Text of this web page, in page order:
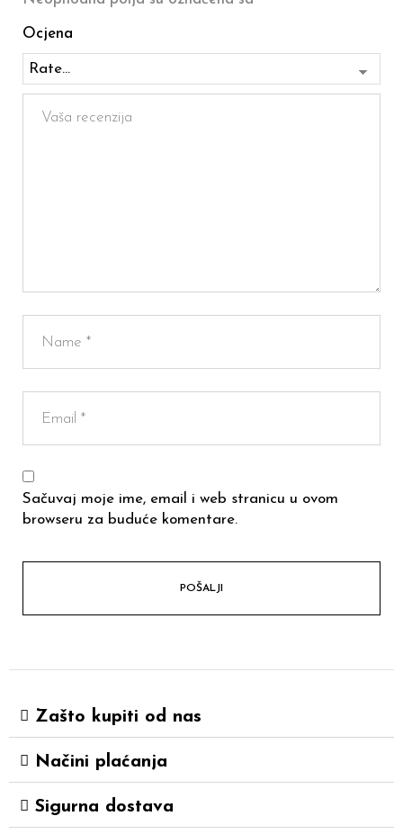
Ocjena
Sačuvaj moje ime, email i web stranicu u ovom
browseru za buduće komentare.
Zašto kupiti od nas
Načini plaćanja
Sigurna dostava